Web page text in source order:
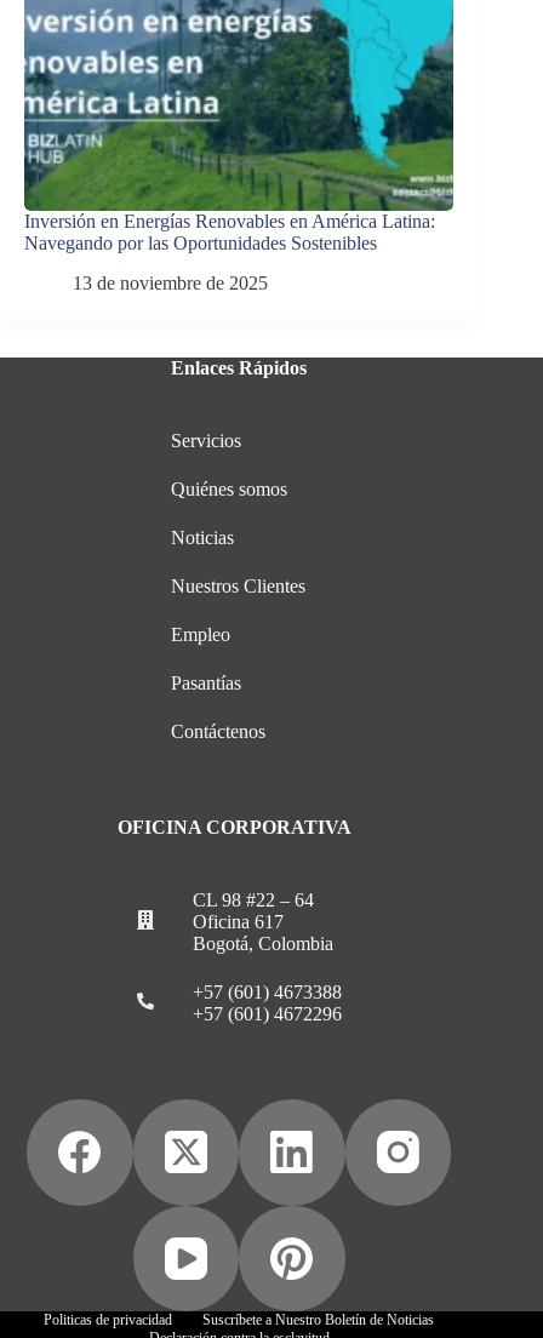
Inversión en Energías Renovables en América Latina:
Navegando por las Oportunidades Sostenibles
13 de noviembre de 2025
Enlaces Rápidos
Servicios
Quiénes somos
Noticias
Nuestros Clientes
Empleo
Pasantías
Contáctenos
OFICINA CORPORATIVA
CL 98 #22 – 64
Oficina 617
Bogotá, Colombia
+57 (601) 4673388
+57 (601) 4672296
Politicas de privacidad
Suscríbete a Nuestro Boletín de Noticias